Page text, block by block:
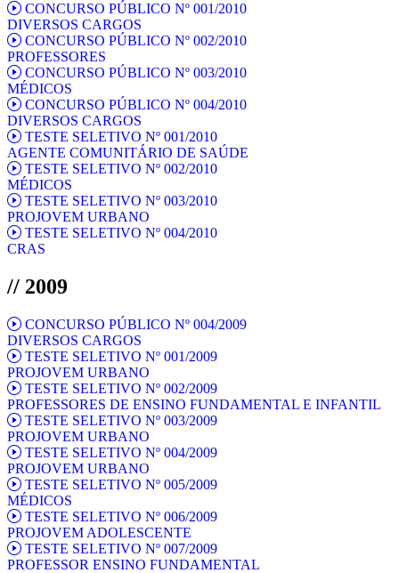
CONCURSO PÚBLICO Nº 001/2010
DIVERSOS CARGOS
CONCURSO PÚBLICO Nº 002/2010
PROFESSORES
CONCURSO PÚBLICO Nº 003/2010
MÉDICOS
CONCURSO PÚBLICO Nº 004/2010
DIVERSOS CARGOS
TESTE SELETIVO Nº 001/2010
AGENTE COMUNITÁRIO DE SAÚDE
TESTE SELETIVO Nº 002/2010
MÉDICOS
TESTE SELETIVO Nº 003/2010
PROJOVEM URBANO
TESTE SELETIVO Nº 004/2010
CRAS
// 2009
CONCURSO PÚBLICO Nº 004/2009
DIVERSOS CARGOS
TESTE SELETIVO Nº 001/2009
PROJOVEM URBANO
TESTE SELETIVO Nº 002/2009
PROFESSORES DE ENSINO FUNDAMENTAL E INFANTIL
TESTE SELETIVO Nº 003/2009
PROJOVEM URBANO
TESTE SELETIVO Nº 004/2009
PROJOVEM URBANO
TESTE SELETIVO Nº 005/2009
MÉDICOS
TESTE SELETIVO Nº 006/2009
PROJOVEM ADOLESCENTE
TESTE SELETIVO Nº 007/2009
PROFESSOR ENSINO FUNDAMENTAL